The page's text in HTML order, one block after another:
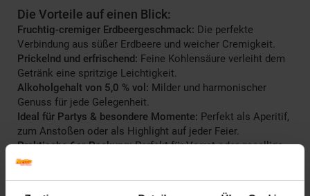
Die Vorteile auf einen Blick:
Fruchtig-cremiger Erdbeergeschmack: Die perfekte
Verbindung aus süßer Erdbeere und weicher Cremigkeit.
Prickelnd und erfrischend: Feine Kohlensäure verleiht dem
Getränk eine spritzige Leichtigkeit.
Alkoholgehalt von 5,0 % vol: Milder und harmonischer
Genuss für jede Gelegenheit.
Ideal für Partys & besondere Momente: Perfekt als Aperitif,
zum Anstoßen oder als Highlight auf jeder Feier.
Praktische 6er-Packung:Perfekt für Vorrat oder gesellige
Runden mit Freunden und Familie.
Genuss pur – oder als kreativer Cocktail